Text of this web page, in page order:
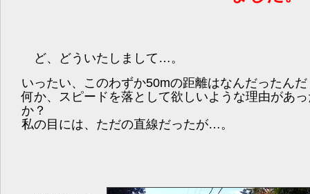
ど、どういたしまして…。
いったい、このわずか50mの距離はなんだったんだ
何か、スピードを落として欲しいような理由があ
か？
私の目には、ただの直線だったが…。